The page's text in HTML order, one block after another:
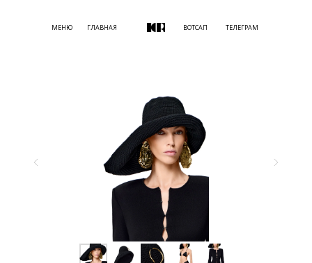
ВОТСАП ТЕЛЕГРАМ
МЕНЮ ГЛАВНАЯ